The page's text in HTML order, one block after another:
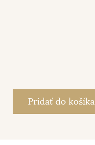
Pridať do košíka